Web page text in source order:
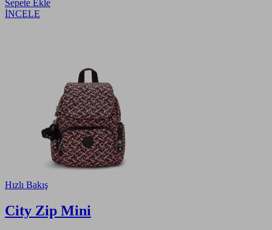
Sepete Ekle
İNCELE
Hızlı Bakış
City Zip Mini